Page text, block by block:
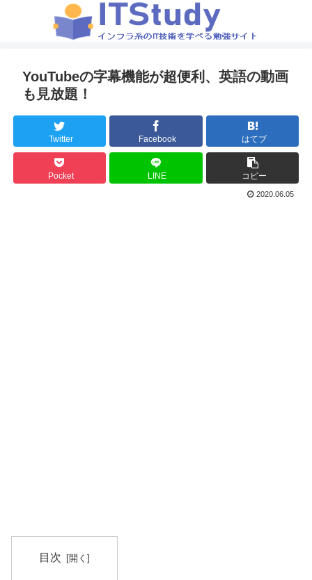
YouTubeの字幕機能が超便利、英語の動画
も見放題！
Twitter Facebook はてブ
Pocket LINE コピー
2020.06.05
目次